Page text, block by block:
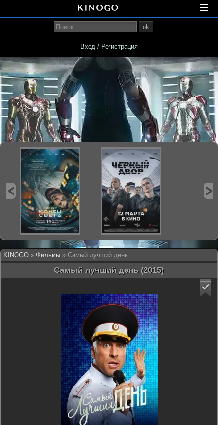
KINOGO » Фильмы » Самый лучший день
Самый лучший день (2015)
ok
Вход / Регистрация